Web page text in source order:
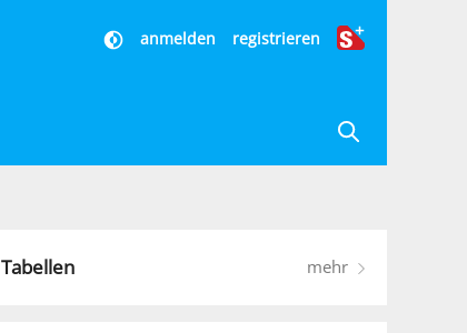
anmelden registrieren
Tabellen mehr